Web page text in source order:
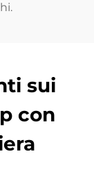
sui
con